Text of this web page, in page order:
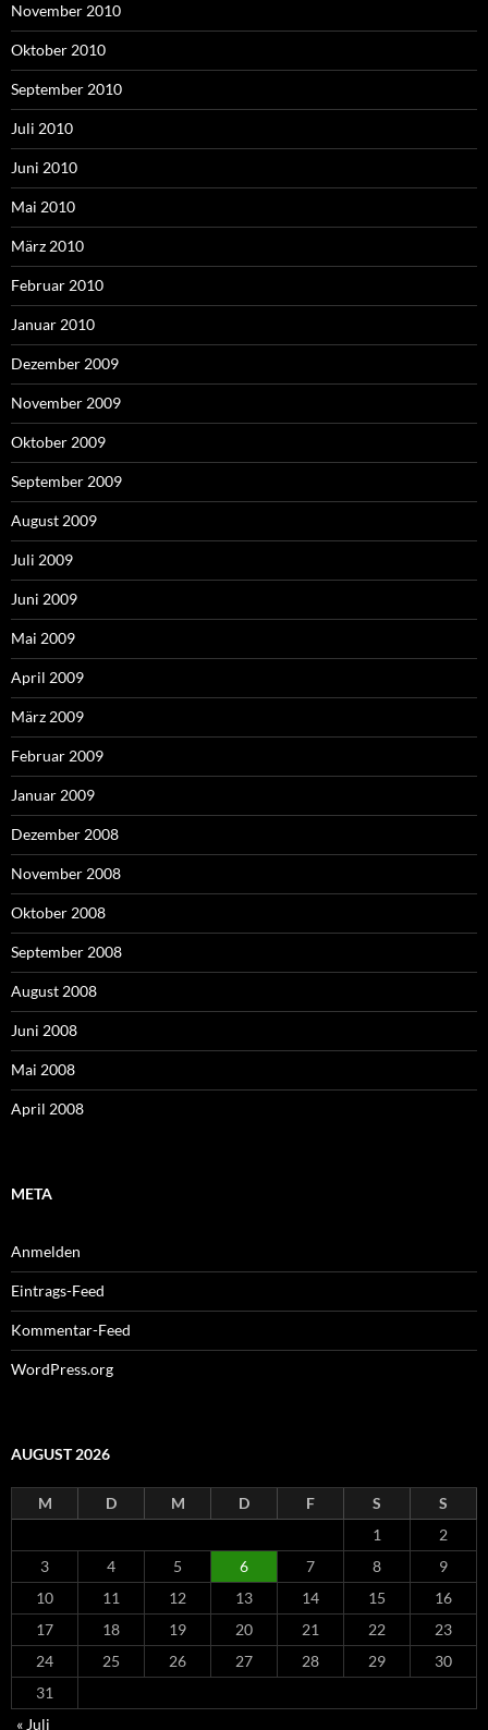
November 2010
Oktober 2010
September 2010
Juli 2010
Juni 2010
Mai 2010
März 2010
Februar 2010
Januar 2010
Dezember 2009
November 2009
Oktober 2009
September 2009
August 2009
Juli 2009
Juni 2009
Mai 2009
April 2009
März 2009
Februar 2009
Januar 2009
Dezember 2008
November 2008
Oktober 2008
September 2008
August 2008
Juni 2008
Mai 2008
April 2008
META
Anmelden
Eintrags-Feed
Kommentar-Feed
WordPress.org
AUGUST 2026
M D M D F S
S
1
2
3
4 5 6 7 8
9
10
11 12 13 14 15
16
17
18 19 20 21 22
23
24
25 26 27 28 29
30
31
« Juli